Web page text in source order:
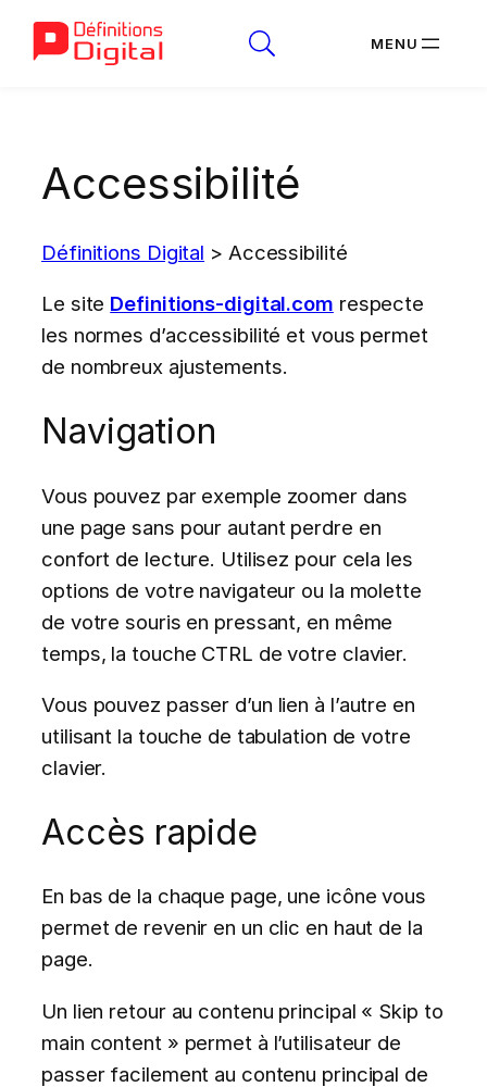
contenu
Accessibilité
Définitions Digital > Accessibilité
Le site Definitions-digital.com respecte
les normes d’accessibilité et vous permet
de nombreux ajustements.
Navigation
Vous pouvez par exemple zoomer dans
une page sans pour autant perdre en
confort de lecture. Utilisez pour cela les
options de votre navigateur ou la molette
de votre souris en pressant, en même
temps, la touche CTRL de votre clavier.
Vous pouvez passer d’un lien à l’autre en
utilisant la touche de tabulation de votre
clavier.
Accès rapide
En bas de la chaque page, une icône vous
permet de revenir en un clic en haut de la
page.
Un lien retour au contenu principal « Skip to
main content » permet à l’utilisateur de
passer facilement au contenu principal de